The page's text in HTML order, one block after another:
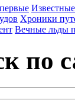
Хроники
Вечные льды
по